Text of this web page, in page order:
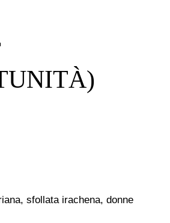
sfollata irachena, donne